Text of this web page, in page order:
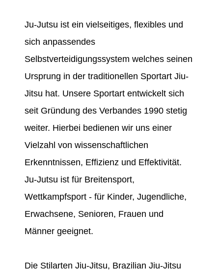
Ju-Jutsu ist ein vielseitiges, flexibles und
sich anpassendes
Selbstverteidigungssystem welches seinen
Ursprung in der traditionellen Sportart Jiu-
Jitsu hat. Unsere Sportart entwickelt sich
seit Gründung des Verbandes 1990 stetig
weiter. Hierbei bedienen wir uns einer
Vielzahl von wissenschaftlichen
Erkenntnissen, Effizienz und Effektivität.
Ju-Jutsu ist für Breitensport,
Wettkampfsport - für Kinder, Jugendliche,
Erwachsene, Senioren, Frauen und
Männer geeignet.
Die Stilarten Jiu-Jitsu, Brazilian Jiu-Jitsu